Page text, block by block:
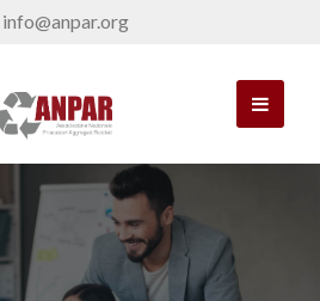
info@anpar.org